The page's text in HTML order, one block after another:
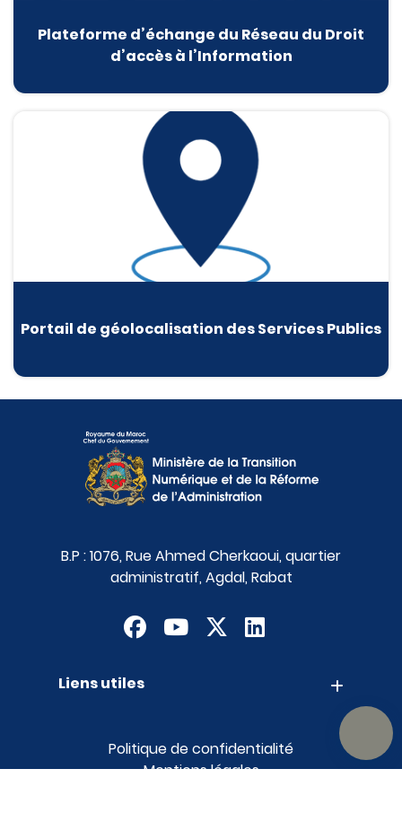
Plateforme d’échange du Réseau du Droit
d’accès à l’Information
Portail de géolocalisation des Services Publics
B.P : 1076, Rue Ahmed Cherkaoui, quartier
administratif, Agdal, Rabat
Liens utiles
Politique de confidentialité
Mentions légales